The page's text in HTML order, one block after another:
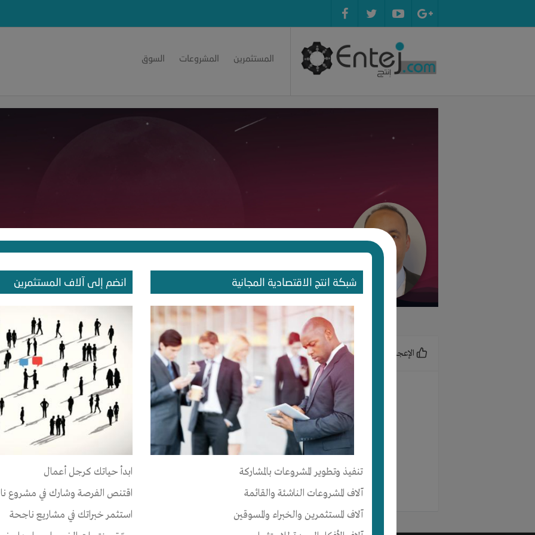
شبكة انتج الاقتصادية المجانية
تنفيذ وتطوير المشروعات بالمشاركة
آلاف المشروعات الناشئة والقائمة
آلاف المستثمرين والخبراء والمسوقين
انضم إلى آلاف المستثمرين
ابدأ حياتك كرجل أعمال
اقتنص الفرصة وشارك في مشروع
استثمر خبراتك في مشاريع ناجحة
المستثمرين المشروعات السوق
صالح بن هادي
الرئيسية المشروعات الإعجابات الإصدقاء
الإعجابات
لا يوجد إعجابات